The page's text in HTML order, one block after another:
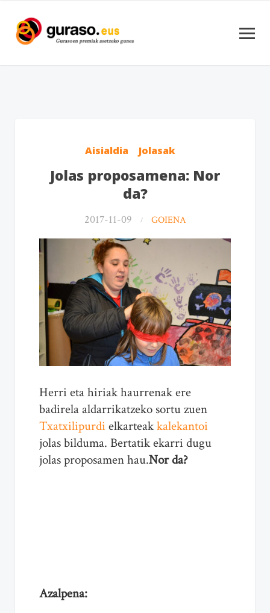
Aisialdia Jolasak
Jolas proposamena: Nor
da?
2017-11-09 GOIENA
Herri eta hiriak haurrenak ere
badirela aldarrikatzeko sortu zuen
Txatxilipurdi elkarteakkalekantoi
jolas bilduma. Bertatik ekarri dugu
jolas proposamen hau.Nor da?
Azalpena: